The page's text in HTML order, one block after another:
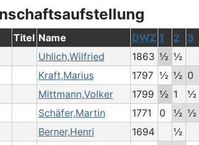
Titel Name DWZ 1 2 3
Uhlich,Wilfried 1863 ½ ½
Kraft,Marius 1797 ½ ½ 0
Mittmann,Volker 1799 ½ 1 ½
Schäfer,Martin 1771 0 ½ ½
Berner,Henri 1694 ½